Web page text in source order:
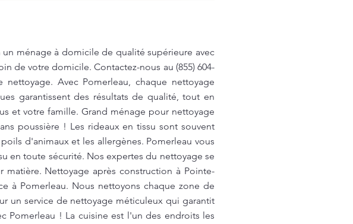
ménage à domicile de qualité supérieure avec
de votre domicile. Contactez-nous au (855) 604-
nettoyage. Avec Pomerleau, chaque nettoyage
garantissent des résultats de qualité, tout en
et votre famille. Grand ménage pour nettoyage
poussière ! Les rideaux en tissu sont souvent
d'animaux et les allergènes. Pomerleau vous
en toute sécurité. Nos expertes du nettoyage se
Nettoyage après construction à Pointe-
à Pomerleau. Nous nettoyons chaque zone de
un service de nettoyage méticuleux qui garantit
Pomerleau ! La cuisine est l'un des endroits les